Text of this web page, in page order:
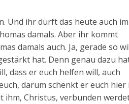
Und ihr dürft das heute auch im
damals. Aber ihr kommt
damals auch. Ja, gerade so
hat. Denn genau dazu
dass er euch helfen will, auch
darum schenkt er euch hier
ihm, Christus, verbunden